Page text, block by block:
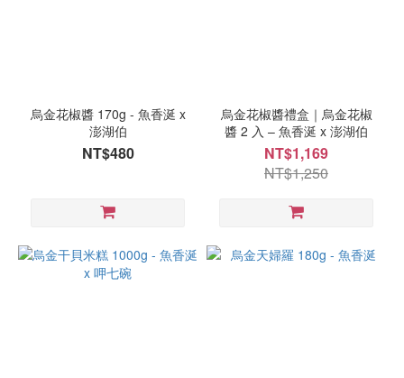
烏金花椒醬 170g - 魚香涎 x
澎湖伯
NT$480
烏金花椒醬禮盒｜烏金花椒
醬 2 入 – 魚香涎 x 澎湖伯
NT$1,169
NT$1,250